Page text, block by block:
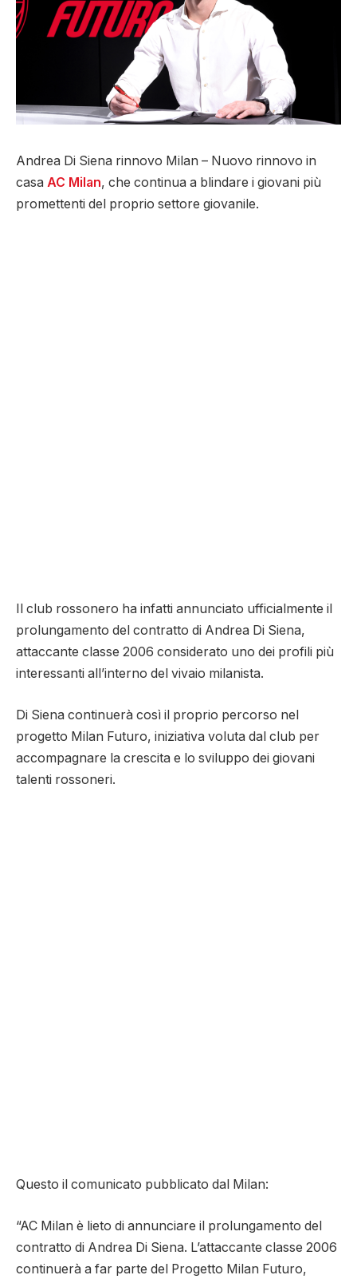
Andrea Di Siena rinnovo Milan – Nuovo rinnovo in
casa AC Milan, che continua a blindare i giovani più
promettenti del proprio settore giovanile.
Il club rossonero ha infatti annunciato ufficialmente il
prolungamento del contratto di Andrea Di Siena,
attaccante classe 2006 considerato uno dei profili più
interessanti all’interno del vivaio milanista.
Di Siena continuerà così il proprio percorso nel
progetto Milan Futuro, iniziativa voluta dal club per
accompagnare la crescita e lo sviluppo dei giovani
talenti rossoneri.
Questo il comunicato pubblicato dal Milan:
“AC Milan è lieto di annunciare il prolungamento del
contratto di Andrea Di Siena. L’attaccante classe 2006
continuerà a far parte del Progetto Milan Futuro,